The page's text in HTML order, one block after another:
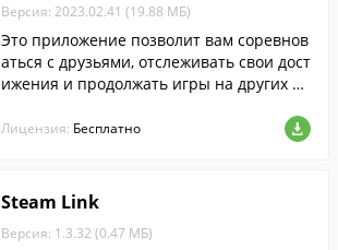
Версия: 2023.02.41 (19.88 МБ)
Это приложение позволит вам соревнов
аться с друзьями, отслеживать свои дост
ижения и продолжать игры на других ус
ы остановились.
Лицензия: Бесплатно
Steam Link
Версия: 1.3.32 (0.47 МБ)